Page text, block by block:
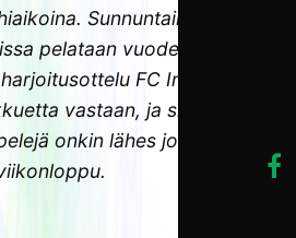
Sunnuntaina
pelataan vuoden
FC Interin
vastaan, ja siitä
onkin lähes joka